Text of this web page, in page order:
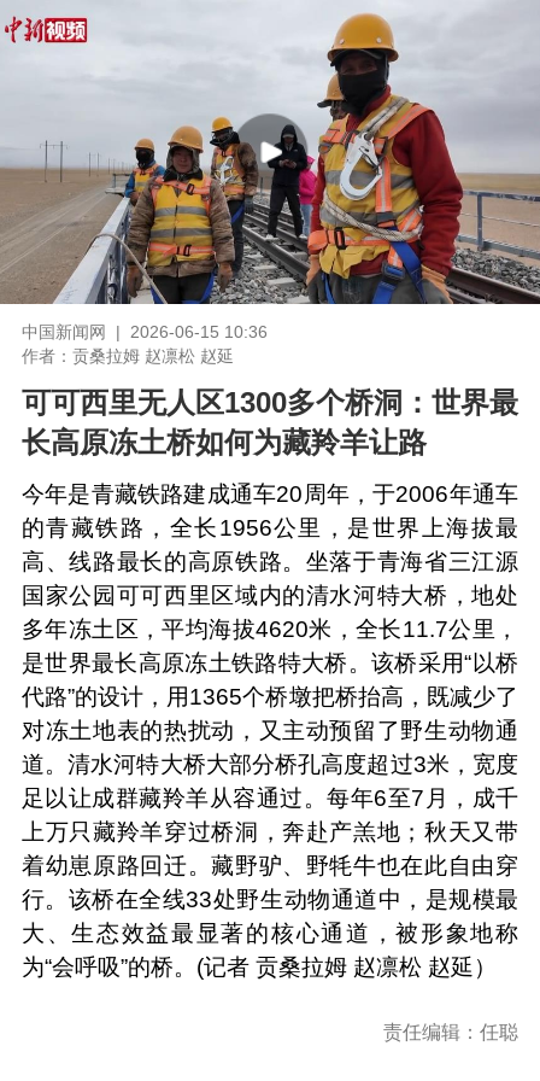
中国新闻网 | 2026-06-15 10:36
作者：贡桑拉姆 赵凛松 赵延
可可西里无人区1300多个桥洞：世界最
长高原冻土桥如何为藏羚羊让路
今年是青藏铁路建成通车20周年，于2006年通车
的青藏铁路，全长1956公里，是世界上海拔最
高、线路最长的高原铁路。坐落于青海省三江源
国家公园可可西里区域内的清水河特大桥，地处
多年冻土区，平均海拔4620米，全长11.7公里，
是世界最长高原冻土铁路特大桥。该桥采用“以桥
代路”的设计，用1365个桥墩把桥抬高，既减少了
对冻土地表的热扰动，又主动预留了野生动物通
道。清水河特大桥大部分桥孔高度超过3米，宽度
足以让成群藏羚羊从容通过。每年6至7月，成千
上万只藏羚羊穿过桥洞，奔赴产羔地；秋天又带
着幼崽原路回迁。藏野驴、野牦牛也在此自由穿
行。该桥在全线33处野生动物通道中，是规模最
大、生态效益最显著的核心通道，被形象地称
为“会呼吸”的桥。(记者 贡桑拉姆 赵凛松 赵延）
责任编辑：任聪